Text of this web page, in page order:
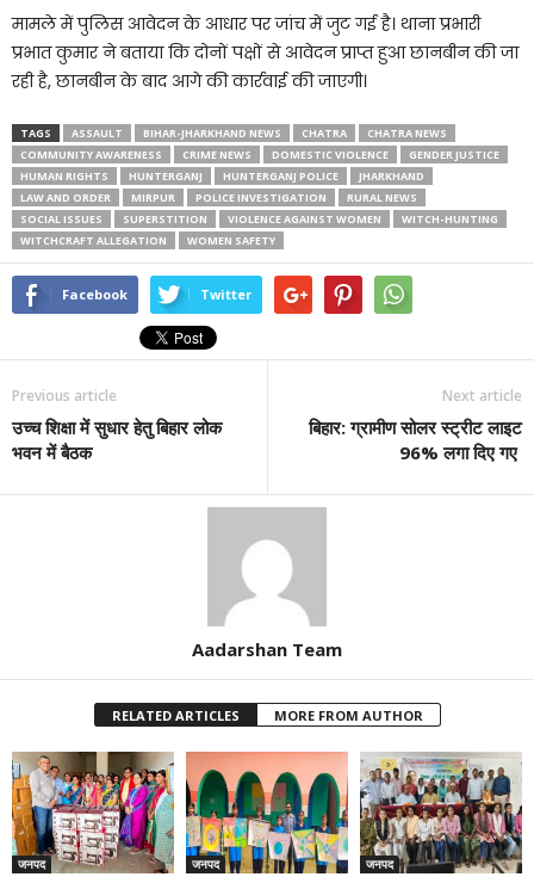
मामले में पुलिस आवेदन के आधार पर जांच में जुट गई है। थाना प्रभारी
प्रभात कुमार ने बताया कि दोनों पक्षों से आवेदन प्राप्त हुआ छानबीन की जा
रही है, छानबीन के बाद आगे की कार्रवाई की जाएगी।
TAGS ASSAULT BIHAR-JHARKHAND NEWS CHATRA
CHATRA NEWS
COMMUNITY AWARENESS
CRIME NEWS DOMESTIC VIOLENCE
GENDER JUSTICE
HUMAN RIGHTS
HUNTERGANJ HUNTERGANJ POLICE
JHARKHAND
LAW AND ORDER
MIRPUR POLICE INVESTIGATION
RURAL NEWS
SOCIAL ISSUES
SUPERSTITION VIOLENCE AGAINST WOMEN
WITCH-HUNTING
WITCHCRAFT ALLEGATION
WOMEN SAFETY
Facebook Twitter
Previous article
उच्च शिक्षा में सुधार हेतु बिहार लोक
भवन में बैठक
Next article
बिहार: ग्रामीण सोलर स्ट्रीट लाइट
96% लगा दिए गए
Aadarshan Team
RELATED ARTICLES MORE FROM AUTHOR
जनपद जनपद जनपद